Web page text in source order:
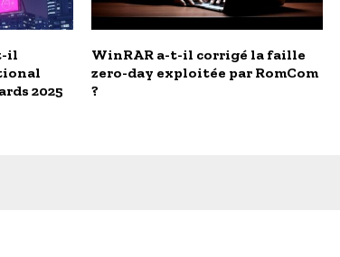
il
2025
WinRAR a-t-il corrigé la faille
zero-day exploitée par RomCom
?